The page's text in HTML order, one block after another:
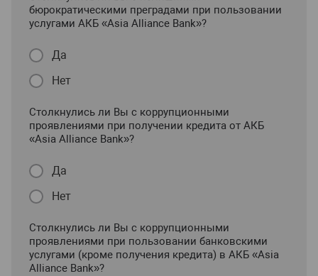
бюрократическими преградами при пользовании
услугами АКБ «Asia Alliance Bank»?
Да
Нет
Столкнулись ли Вы с коррупционными
проявлениями при получении кредита от АКБ
«Asia Alliance Bank»?
Да
Нет
Столкнулись ли Вы с коррупционными
проявлениями при пользовании банковскими
услугами (кроме получения кредита) в АКБ «Asia
Alliance Bank»?